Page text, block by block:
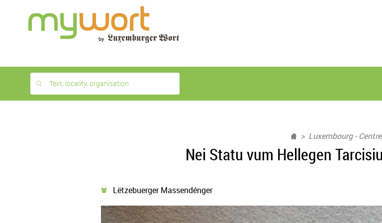
month
free
Text, locality, organisation
Luxembourg -
Nei Statu vum Hellegen
Lëtzebuerger Massendénger